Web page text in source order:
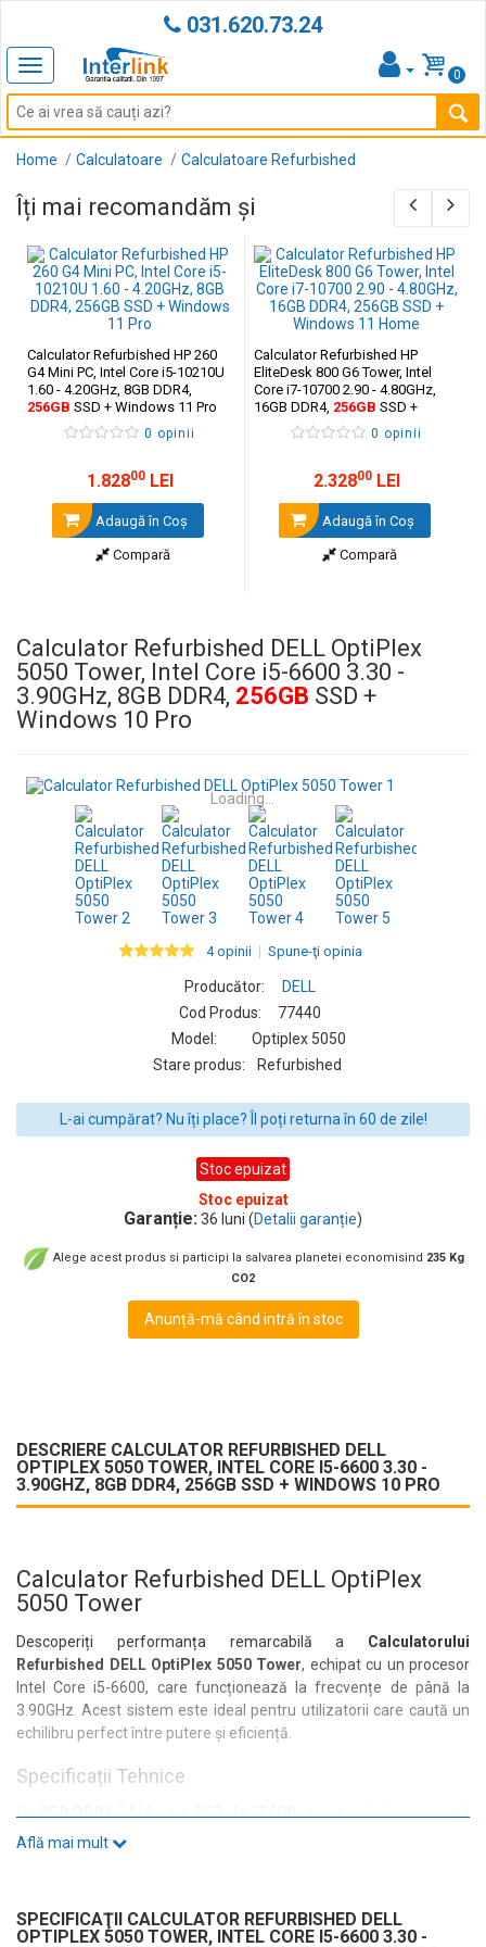
031.620.73.24
Toggle
navigation
0
Home Calculatoare Calculatoare Refurbished
Îți mai recomandăm și
Calculator Refurbished HP 260
G4 Mini PC, Intel Core i5-10210U
1.60 - 4.20GHz, 8GB DDR4,
256GB SSD + Windows 11 Pro
0 opinii
1.82800LEI
Adaugă în Coş
Compară
Calculator Refurbished HP
EliteDesk 800 G6 Tower, Intel
Core i7-10700 2.90 - 4.80GHz,
16GB DDR4, 256GB SSD +
Windows 11 Home
0 opinii
2.32800LEI
Adaugă în Coş
Compară
Calculator Refurbished DELL OptiPlex
5050 Tower, Intel Core i5-6600 3.30 -
3.90GHz, 8GB DDR4, 256GB SSD +
Windows 10 Pro
Loading...
4 opinii Spune-ţi opinia
Producător:
DELL
Cod Produs:
77440
Model:
Optiplex 5050
Stare produs:
Refurbished
L-ai cumpărat? Nu îți place? Îl poți returna în 60 de zile!
Stoc epuizat
Stoc epuizat
Garanție:36 luni (Detalii garanție)
Alege acest produs si participi la salvarea planetei economisind 235 Kg
CO2
Anunță-mă când intră în stoc
DESCRIERE CALCULATOR REFURBISHED DELL
OPTIPLEX 5050 TOWER, INTEL CORE I5-6600 3.30 -
3.90GHZ, 8GB DDR4, 256GB SSD + WINDOWS 10 PRO
Calculator Refurbished DELL OptiPlex
5050 Tower
Descoperiți performanța remarcabilă a Calculatorului
Refurbished DELL OptiPlex 5050 Tower, echipat cu un procesor
Intel Core i5-6600, care funcționează la frecvențe de până la
3.90GHz. Acest sistem este ideal pentru utilizatorii care caută un
echilibru perfect între putere și eficiență.
Specificații Tehnice
timpi de încărcare rapizi și o experiență fluidă, fie că lucrați la
Conectivitate și Porturi
Află mai mult
SPECIFICAŢII CALCULATOR REFURBISHED DELL
OPTIPLEX 5050 TOWER, INTEL CORE I5-6600 3.30 -